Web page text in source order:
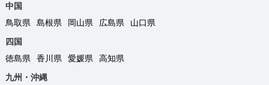
中国
鳥取県
島根県 岡山県 広島県
山口県
四国
徳島県
香川県 愛媛県
高知県
九州・沖縄